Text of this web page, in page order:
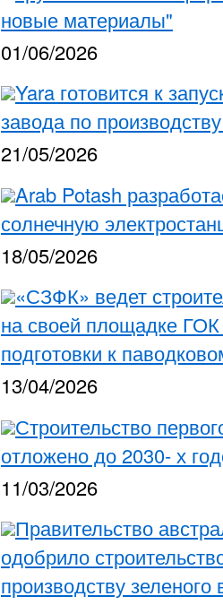
новые материалы"
01/06/2026
Yara готовится к
завода по
21/05/2026
Arab Potash
солнечную
18/05/2026
«СЗФК» ведет
на своей площадке
подготовки к
13/04/2026
Строительство
отложено до 2030- х
11/03/2026
Правительство
одобрило
производству